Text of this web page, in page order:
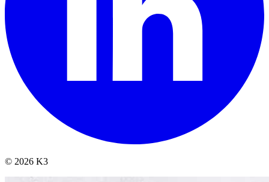
© 2026 K3